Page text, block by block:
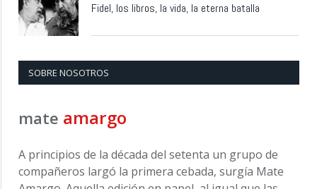
Fidel, los libros, la vida, la eterna batalla
SOBRE NOSOTROS
mate amargo
A principios de la década del setenta un grupo de
compañeros largó la primera cebada, surgía Mate